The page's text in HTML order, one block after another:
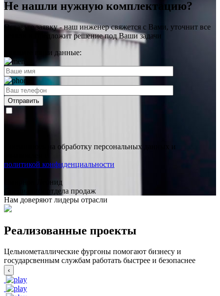
Не нашли нужную комплектацию?
Оставьте заявку - наш инженер свяжется с Вами, уточнит все
детали и предложитрешение под Ваши задачи
Укажите ваши данные:
Соглашаюсь на обработку персональных данных и
политикой конфиденциальности
Смирнов Леонид
Специалист отдела продаж
Нам доверяют лидеры отрасли
Реализованные проекты
Цельнометаллические фургоны помогают бизнесу и
государсвенным службам работать быстрее и безопаснее
‹